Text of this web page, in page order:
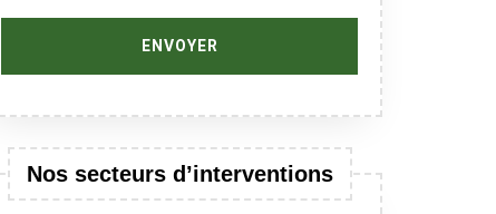
Nos secteurs d’interventions